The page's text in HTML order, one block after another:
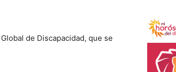
de Discapacidad, que se